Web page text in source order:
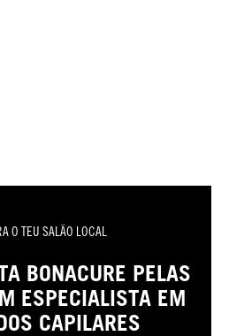
O TEU SALÃO LOCAL
BONACURE PELAS
ESPECIALISTA EM
CAPILARES